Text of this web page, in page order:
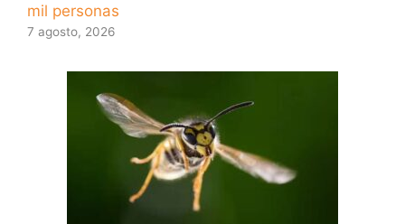
mil personas
7 agosto, 2026